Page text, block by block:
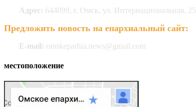
Адрес: 644099, г. Омск, ул. Интернациональная, 25
Предложить новость на епархиальный сайт:
E-mail: omskeparhia.news@gmail.com
местоположение